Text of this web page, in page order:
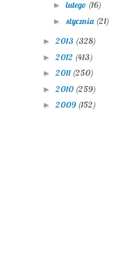
► lutego (16)
► stycznia (21)
► 2013 (328)
► 2012 (413)
► 2011 (250)
► 2010 (259)
► 2009 (152)